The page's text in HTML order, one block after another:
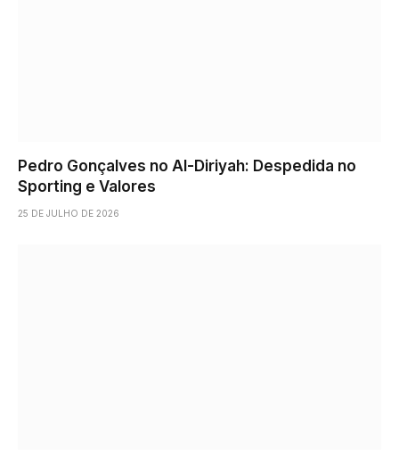
Pedro Gonçalves no Al-Diriyah: Despedida no
Sporting e Valores
25 DE JULHO DE 2026